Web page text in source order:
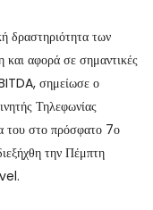
δραστηριότητα των
και αφορά σε σημαντικές
σημείωσε ο
Τηλεφωνίας
του στο πρόσφατο 7ο
την Πέμπτη